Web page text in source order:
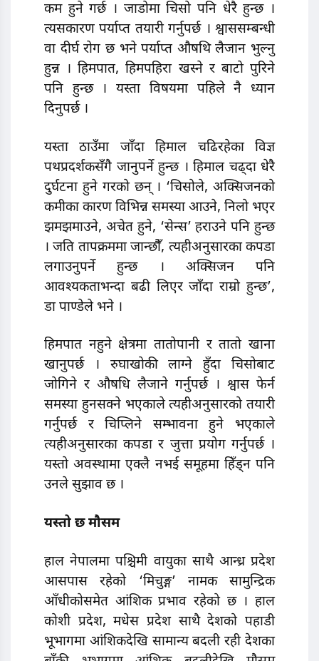
कम हुने गर्छ । जाडोमा चिसो पनि धेरै हुन्छ ।
त्यसकारण पर्याप्त तयारी गर्नुपर्छ । श्वाससम्बन्धी
वा दीर्घ रोग छ भने पर्याप्त औषथि लैजान भुल्नु
हुन्न । हिमपात, हिमपहिरा खस्ने र बाटो पुरिने
पनि हुन्छ । यस्ता विषयमा पहिले नै ध्यान
दिनुपर्छ ।
यस्ता ठाउँमा जाँदा हिमाल चढिरहेका विज्ञ
पथप्रदर्शकसँगै जानुपर्ने हुन्छ । हिमाल चढ्दा धेरै
दुर्घटना हुने गरको छन् । ‘चिसोले, अक्सिजनको
कमीका कारण विभिन्न समस्या आउने, निलो भएर
झमझमाउने, अचेत हुने, ‘सेन्स’ हराउने पनि हुन्छ
। जति तापक्रममा जान्छौँ, त्यहीअनुसारका कपडा
लगाउनुपर्ने हुन्छ । अक्सिजन पनि
आवश्यकताभन्दा बढी लिएर जाँदा राम्रो हुन्छ’,
डा पाण्डेले भने ।
हिमपात नहुने क्षेत्रमा तातोपानी र तातो खाना
खानुपर्छ । रुघाखोकी लाग्ने हुँदा चिसोबाट
जोगिने र औषधि लैजाने गर्नुपर्छ । श्वास फेर्न
समस्या हुनसक्ने भएकाले त्यहीअनुसारको तयारी
गर्नुपर्छ र चिप्लिने सम्भावना हुने भएकाले
त्यहीअनुसारका कपडा र जुत्ता प्रयोग गर्नुपर्छ ।
यस्तो अवस्थामा एक्लै नभई समूहमा हिँड्न पनि
उनले सुझाव छ ।
यस्तो छ मौसम
हाल नेपालमा पश्चिमी वायुका साथै आन्ध्र प्रदेश
आसपास रहेको ‘मिचुङ्ग’ नामक सामुन्द्रिक
आँधीकोसमेत आंशिक प्रभाव रहेको छ । हाल
कोशी प्रदेश, मधेस प्रदेश साथै देशको पहाडी
भूभागमा आंशिकदेखि सामान्य बदली रही देशका